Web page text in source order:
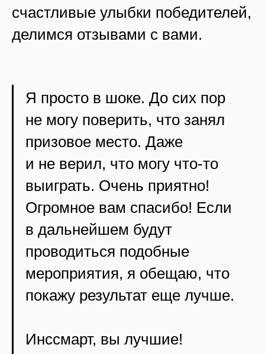
счастливые улыбки победителей,
делимся отзывами с вами.
Я просто в шоке. До сих пор
не могу поверить, что занял
призовое место. Даже
и не верил, что могу что-то
выиграть. Очень приятно!
Огромное вам спасибо! Если
в дальнейшем будут
проводиться подобные
мероприятия, я обещаю, что
покажу результат еще лучше.
Инссмарт, вы лучшие!